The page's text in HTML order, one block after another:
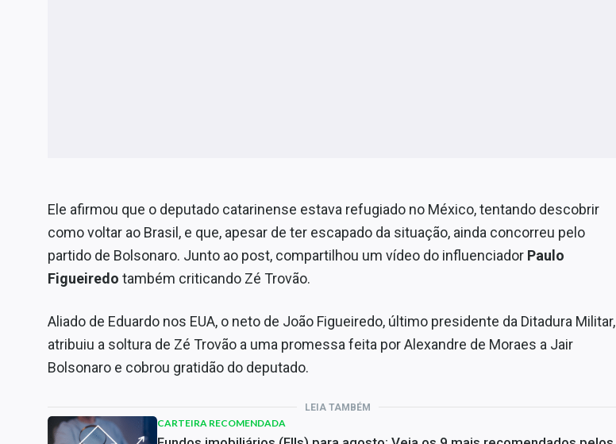
Ele afirmou que o deputado catarinense estava refugiado no México, tentando descobrir
como voltar ao Brasil, e que, apesar de ter escapado da situação, ainda concorreu pelo
partido de Bolsonaro. Junto ao post, compartilhou um vídeo do influenciador Paulo
Figueiredo também criticando Zé Trovão.
Aliado de Eduardo nos EUA, o neto de João Figueiredo, último presidente da Ditadura Militar,
atribuiu a soltura de Zé Trovão a uma promessa feita por Alexandre de Moraes a Jair
Bolsonaro e cobrou gratidão do deputado.
LEIA TAMBÉM
CARTEIRA RECOMENDADA